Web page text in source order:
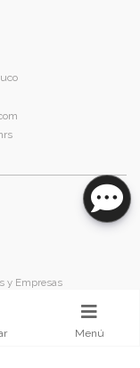
y Empresas
Chile
Menú